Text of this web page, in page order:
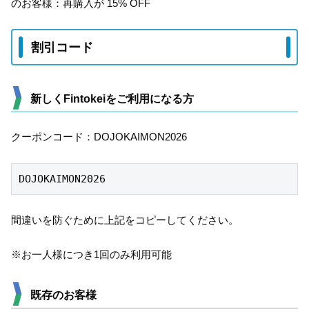
のお客様：再購入が 15% OFF
割引コード
新しくFintokeiをご利用になる方
クーポンコード：DOJOKAIMON2026
DOJOKAIMON2026
間違いを防ぐために上記をコピーしてください。
※お一人様につき1回のみ利用可能
既存のお客様